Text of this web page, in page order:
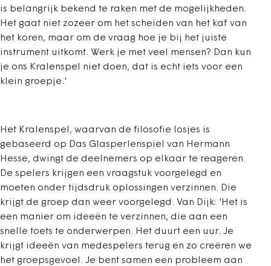
is belangrijk bekend te raken met de mogelijkheden.
Het gaat niet zozeer om het scheiden van het kaf van
het koren, maar om de vraag hoe je bij het juiste
instrument uitkomt. Werk je met veel mensen? Dan kun
je ons Kralenspel niet doen, dat is echt iets voor een
klein groepje.'
Het Kralenspel, waarvan de filosofie losjes is
gebaseerd op Das Glasperlenspiel van Hermann
Hesse, dwingt de deelnemers op elkaar te reageren.
De spelers krijgen een vraagstuk voorgelegd en
moeten onder tijdsdruk oplossingen verzinnen. Die
krijgt de groep dan weer voorgelegd. Van Dijk: 'Het is
een manier om ideeën te verzinnen, die aan een
snelle toets te onderwerpen. Het duurt een uur. Je
krijgt ideeën van medespelers terug en zo creëren we
het groepsgevoel. Je bent samen een probleem aan